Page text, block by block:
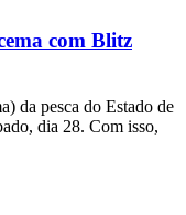
com Blitz
da pesca do Estado de
dia 28. Com isso,